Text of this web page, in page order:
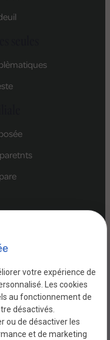
en-
SIRET :
89268079400013
votre expérience de
Les cookies
au fonctionnement de
désactivés.
ou de désactiver les
et de marketing